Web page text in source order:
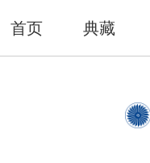
首页 典藏